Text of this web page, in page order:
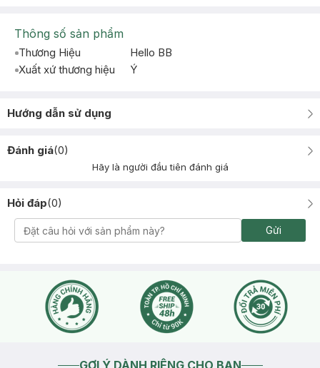
Thông số sản phẩm
Thương Hiệu
Hello BB
Xuất xứ thương hiệu
Ý
Hướng dẫn sử dụng
Đánh giá(0)
Hãy là người đầu tiên đánh giá
Hỏi đáp(0)
Gửi
GỢI Ý DÀNH RIÊNG CHO BẠN